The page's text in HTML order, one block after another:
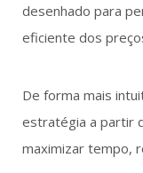
desenhado para
eficiente dos
De forma mais
estratégia a partir
maximizar tempo,